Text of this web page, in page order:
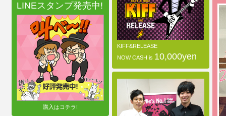
LINEスタンプ発売中!
購入はコチラ!
KIFF&RELEASE
NOW CASH is 10,000yen